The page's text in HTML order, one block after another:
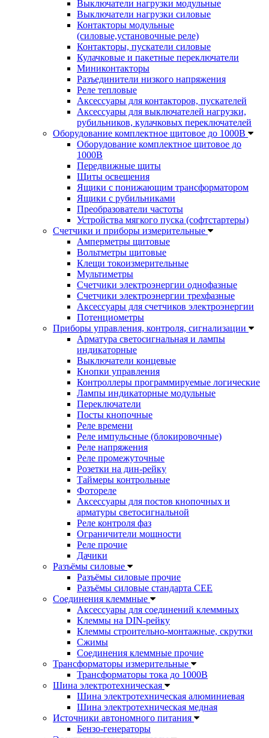
Выключатели нагрузки модульные
Выключатели нагрузки силовые
Контакторы модульные
(силовые,установочные реле)
Контакторы, пускатели силовые
Кулачковые и пакетные переключатели
Миниконтакторы
Разъединители низкого напряжения
Реле тепловые
Аксессуары для контакторов, пускателей
Аксессуары для выключателей нагрузки,
рубильников, кулачковых переключателей
Оборудование комплектное щитовое до 1000В
Оборудование комплектное щитовое до
1000В
Передвижные щиты
Щиты освещения
Ящики с понижающим трансформатором
Ящики с рубильниками
Преобразователи частоты
Устройства мягкого пуска (софтстартеры)
Счетчики и приборы измерительные
Амперметры щитовые
Вольтметры щитовые
Клещи токоизмерительные
Мультиметры
Счетчики электроэнергии однофазные
Счетчики электроэнергии трехфазные
Аксессуары для счетчиков электроэнергии
Потенциометры
Приборы управления, контроля, сигнализации
Арматура светосигнальная и лампы
индикаторные
Выключатели концевые
Кнопки управления
Контроллеры программируемые логические
Лампы индикаторные модульные
Переключатели
Посты кнопочные
Реле времени
Реле импульсные (блокировочные)
Реле напряжения
Реле промежуточные
Розетки на дин-рейку
Таймеры контрольные
Фотореле
Аксессуары для постов кнопочных и
арматуры светосигнальной
Реле контроля фаз
Ограничители мощности
Реле прочие
Дачики
Разъёмы силовые
Разъёмы силовые прочие
Разъёмы силовые стандарта CEE
Соединения клеммные
Аксессуары для соединений клеммных
Клеммы на DIN-рейку
Клеммы строительно-монтажные, скрутки
Сжимы
Соединения клеммные прочие
Трансформаторы измерительные
Трансформаторы тока до 1000В
Шина электротехническая
Шина электротехническая алюминиевая
Шина электротехническая медная
Источники автономного питания
Бензо-генераторы